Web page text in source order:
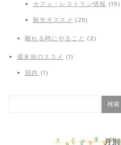
カフェ・レストラン情報 (19)
観光オススメ (25)
離れる時にやること (2)
週末旅のススメ (1)
国内 (1)
月別